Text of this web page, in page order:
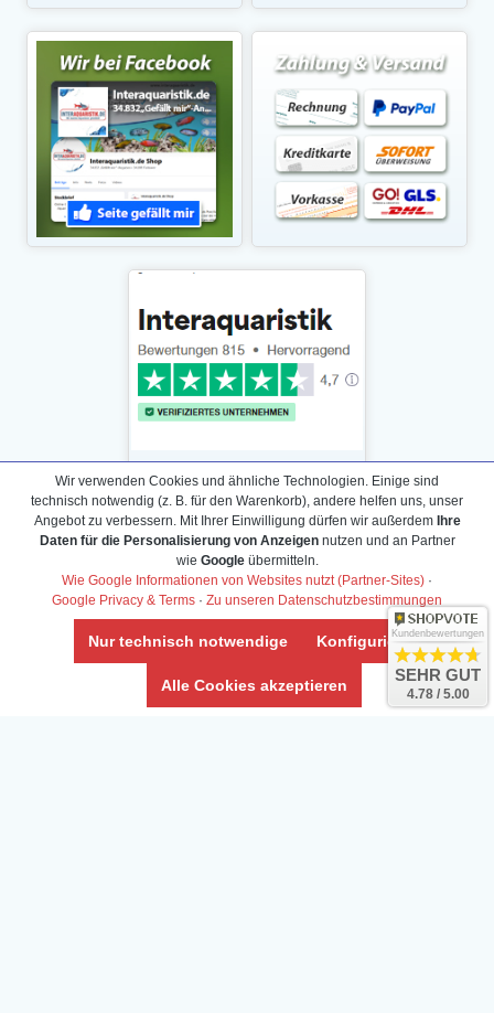
Daten­schutz­erklärung
Widerrufs­recht /Widerrufs­formular
AGB & Info
Impressum
Umwelt und Entsorgung
Vertrag widerrufen
Wir verwenden Cookies und ähnliche Technologien. Einige sind
technisch notwendig (z. B. für den Warenkorb), andere helfen uns, unser
Angebot zu verbessern. Mit Ihrer Einwilligung dürfen wir außerdem Ihre
Daten für die Personalisierung von Anzeigennutzen und an Partner
wie Googleübermitteln.
Wie Google Informationen von Websites nutzt (Partner-Sites) ·
Google Privacy & Terms · Zu unseren Datenschutzbestimmungen
Nur technisch notwendige Konfigurieren
Alle Cookies akzeptieren
Kundenbewertungen
SEHR GUT
4.78 / 5.00